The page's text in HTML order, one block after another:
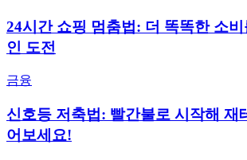
24시간 쇼핑 멈춤법: 더 똑똑한 소
인 도전
금융
신호등 저축법: 빨간불로 시작해 재
어보세요!